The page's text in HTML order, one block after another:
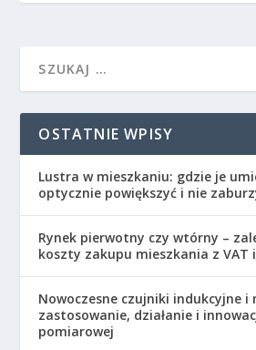
OSTATNIE WPISY
Lustra w mieszkaniu: gdzie je
optycznie powiększyć i nie
Rynek pierwotny czy wtórny –
koszty zakupu mieszkania z VAT i
Nowoczesne czujniki indukcyjne i
zastosowanie, działanie i
pomiarowej